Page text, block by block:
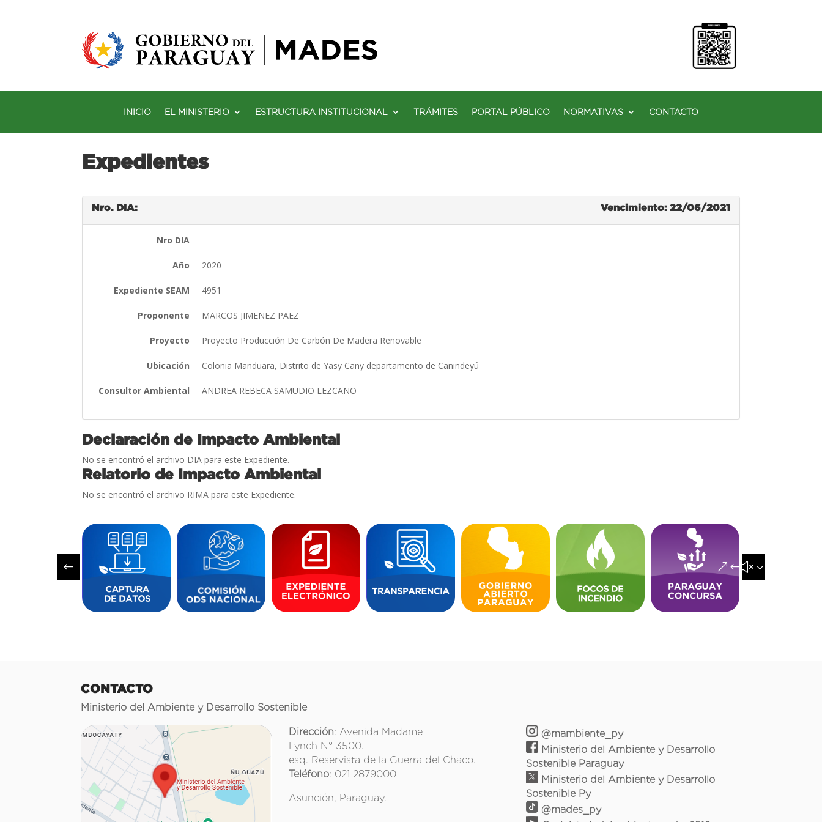
INICIO EL MINISTERIO ESTRUCTURA INSTITUCIONAL TRÁMITES PORTAL PÚBLICO NORMATIVAS CONTACTO
Expedientes
Nro. DIA: Vencimiento: 22/06/2021
Nro DIA
Año 2020
Expediente SEAM 4951
Proponente MARCOS JIMENEZ PAEZ
Proyecto Proyecto Producción De Carbón De Madera Renovable
Ubicación Colonia Manduara, Distrito de Yasy Cañy departamento de Canindeyú
Consultor Ambiental ANDREA REBECA SAMUDIO LEZCANO
Declaración de Impacto Ambiental
No se encontró el archivo DIA para este Expediente.
Relatorio de Impacto Ambiental
No se encontró el archivo RIMA para este Expediente.
# &#x35;
CONTACTO
Ministerio del Ambiente y Desarrollo Sostenible
Dirección: Avenida Madame
Lynch N° 3500.
esq. Reservista de la Guerra del Chaco.
Teléfono: 021 2879000
Asunción, Paraguay.
@mambiente_py
Ministerio del Ambiente y Desarrollo
Sostenible Paraguay
Ministerio del Ambiente y Desarrollo
Sostenible Py
@mades_py